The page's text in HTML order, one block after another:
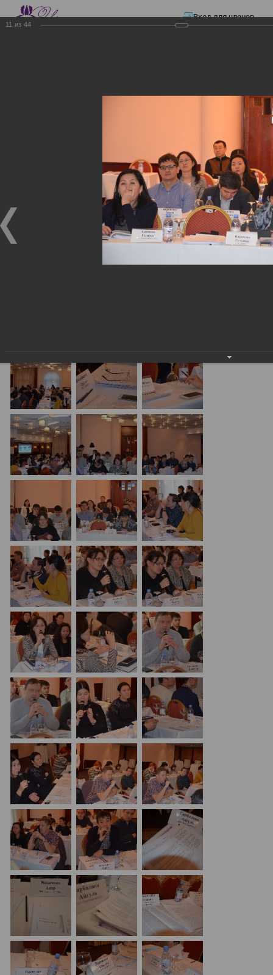
Вход для членов
ЭЛЕКТРОННЫЕ СЧЕТА-ФАКТУРЫ.
ЭЛЕКТРОННЫЕ СЧЕТА-
ФАКТУРЫ. ВИРТУАЛЬНЫЙ
ЭЛЕКТРОННЫЕ СЧЕТА-ФАКТУРЫ. ВИРТУАЛЬНЫЙ
СКЛАД.
Семинар с КГД и разработчиками
11 из 44